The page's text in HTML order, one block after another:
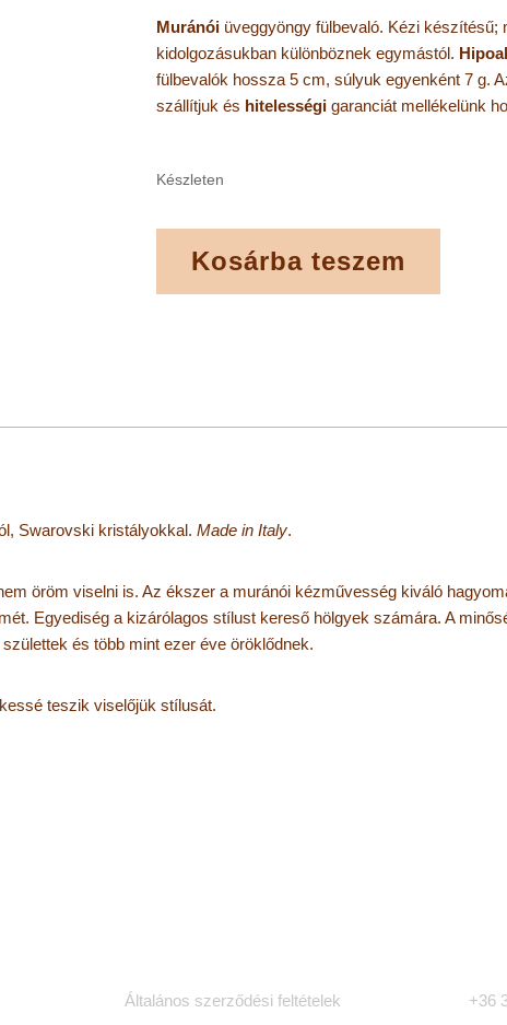
Muránóiüveggyöngy fülbevaló. Kézi készítésű;
kidolgozásukban különböznek egymástól. H
fülbevalók hossza 5 cm, súlyuk egyenként 7 g.
szállítjuk és hitelességi garanciát mellékelünk
Készleten
Kosárba teszem
Swarovski kristályokkal. Made in Italy.
öröm viselni is. Az ékszer a muránói kézművesség kiváló
Egyediség a kizárólagos stílust kereső hölgyek számára. A
és több mint ezer éve öröklődnek.
teszik viselőjük stílusát.
Általános szerződési feltételek +36